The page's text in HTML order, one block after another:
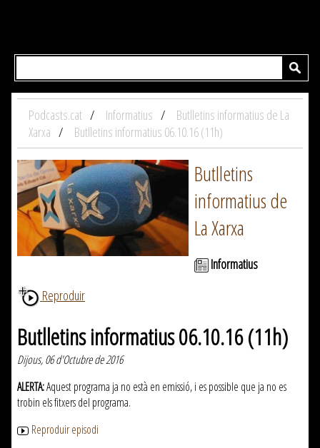
Podcasts.cat Informatius
Butlletins informatius de La
Xarxa
Butlletins informatius 06.10.16 (11h)
Butlletins
informatius de
La Xarxa
Informatius
Reproduir
Butlletins informatius 06.10.16 (11h)
Dijous, 06 d'Octubre de 2016
ALERTA:Aquest programa ja no està en emissió, i es possible que ja no es
trobin els fitxers del programa.
Reproduir episodi